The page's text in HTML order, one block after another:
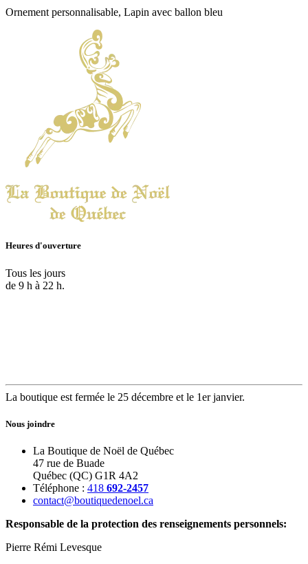
Ornement personnalisable, Lapin avec ballon bleu
Heures d'ouverture
Tous les jours
de 9 h à 22 h.
La boutique est fermée le 25 décembre et le 1er janvier.
Nous joindre
La Boutique de Noël de Québec
47 rue de Buade
Québec (QC) G1R 4A2
Téléphone : 418 692-2457
contact@boutiquedenoel.ca
Responsable de la protection des renseignements personnels:
Pierre Rémi Levesque